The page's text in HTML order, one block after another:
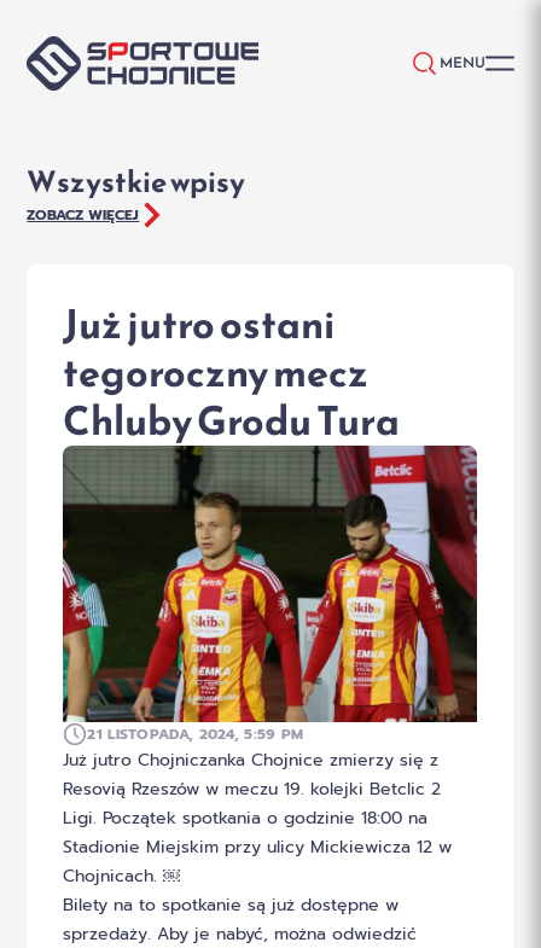
MENU
Wszystkie wpisy
ZOBACZ WIĘCEJ
Już jutro ostani
tegoroczny mecz
Chluby Grodu Tura
21 LISTOPADA, 2024, 5:59 PM
Już jutro Chojniczanka Chojnice zmierzy się z
Resovią Rzeszów w meczu 19. kolejki Betclic 2
Ligi. Początek spotkania o godzinie 18:00 na
Stadionie Miejskim przy ulicy Mickiewicza 12 w
Chojnicach. ￼
Bilety na to spotkanie są już dostępne w
sprzedaży. Aby je nabyć, można odwiedzić